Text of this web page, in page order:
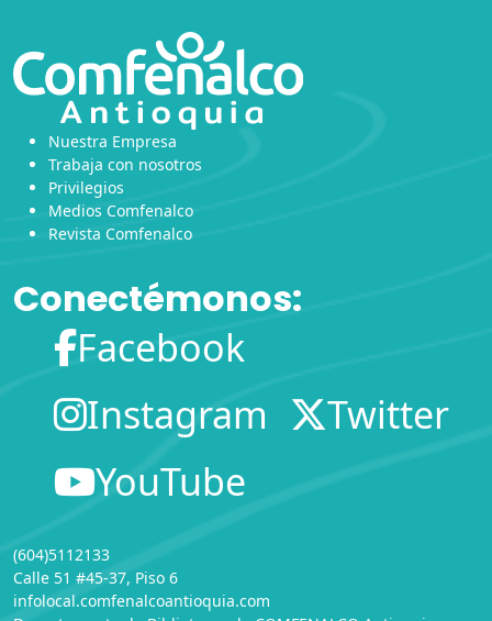
Nuestra Empresa
Trabaja con nosotros
Privilegios
Medios Comfenalco
Revista Comfenalco
Conectémonos:
Facebook
Instagram
Twitter
YouTube
(604)5112133
Calle 51 #45-37, Piso 6
infolocal.comfenalcoantioquia.com